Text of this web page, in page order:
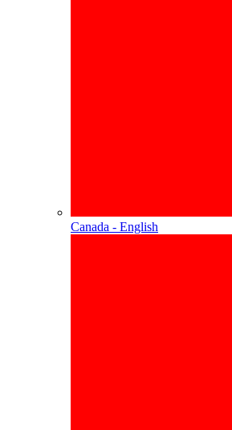
Canada - English